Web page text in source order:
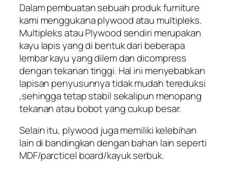
Dalam pembuatan sebuah produk furniture
kami menggukana plywood atau multipleks.
Multipleks atau Plywood sendiri merupakan
kayu lapis yang di bentuk dari beberapa
lembar kayu yang dilem dan dicompress
dengan tekanan tinggi. Hal ini menyebabkan
lapisan penyusunnya tidak mudah tereduksi
,sehingga tetap stabil sekalipun menopang
tekanan atau bobot yang cukup besar.
Selain itu, plywood juga memiliki kelebihan
lain di bandingkan dengan bahan lain seperti
MDF/parcticel board/kayuk serbuk.